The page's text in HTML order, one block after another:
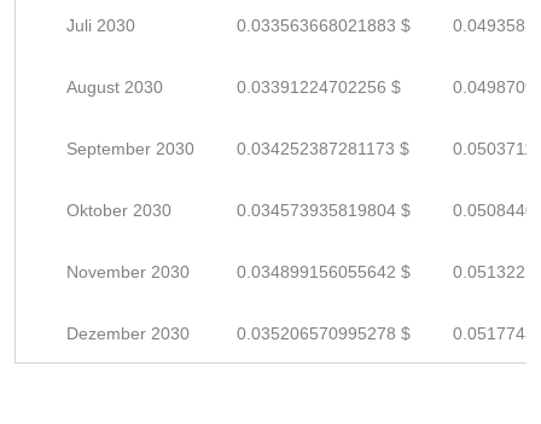
Juli 2030 0.033563668021883 $
August 2030 0.03391224702256 $
September 2030 0.034252387281173 $
Oktober 2030 0.034573935819804 $
November 2030 0.034899156055642 $
Dezember 2030 0.035206570995278 $